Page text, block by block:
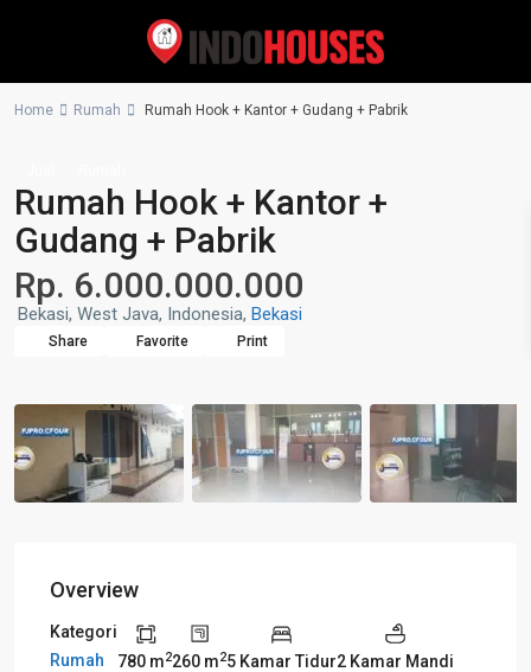
Home Rumah Rumah Hook + Kantor + Gudang + Pabrik
Rumah Hook + Kantor +
Gudang + Pabrik
Rp. 6.000.000.000
Bekasi, West Java, Indonesia, Bekasi
Share Favorite Print
Overview
Kategori
Rumah
780 m2260 m25 Kamar Tidur2 Kamar Mandi